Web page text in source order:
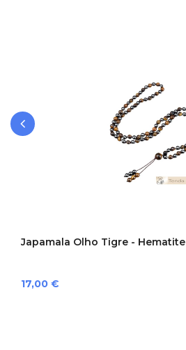
Japamala Olho Tigre - Hematite
Preço
17,00 €